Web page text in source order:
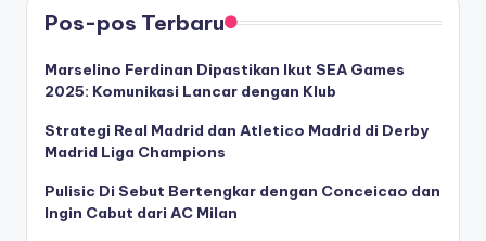
Pos-pos Terbaru
Marselino Ferdinan Dipastikan Ikut SEA Games
2025: Komunikasi Lancar dengan Klub
Strategi Real Madrid dan Atletico Madrid di Derby
Madrid Liga Champions
Pulisic Di Sebut Bertengkar dengan Conceicao dan
Ingin Cabut dari AC Milan